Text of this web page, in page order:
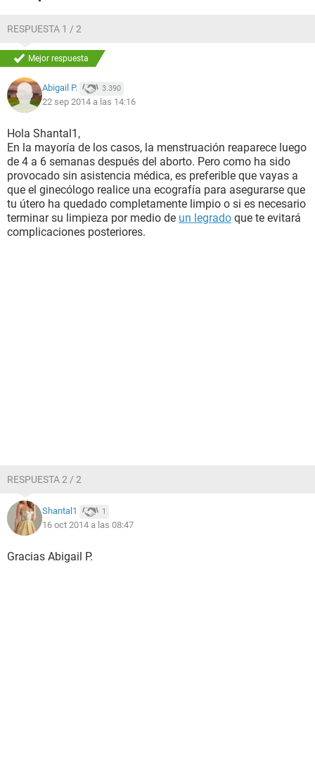
RESPUESTA 1 / 2
Mejor respuesta
Abigail P. 3.390
22 sep 2014 a las 14:16
Hola Shantal1,
En la mayoría de los casos, la menstruación reaparece luego
de 4 a 6 semanas después del aborto. Pero como ha sido
provocado sin asistencia médica, es preferible que vayas a
que el ginecólogo realice una ecografía para asegurarse que
tu útero ha quedado completamente limpio o si es necesario
terminar su limpieza por medio de un legrado que te evitará
complicaciones posteriores.
RESPUESTA 2 / 2
Shantal1 1
16 oct 2014 a las 08:47
Gracias Abigail P.